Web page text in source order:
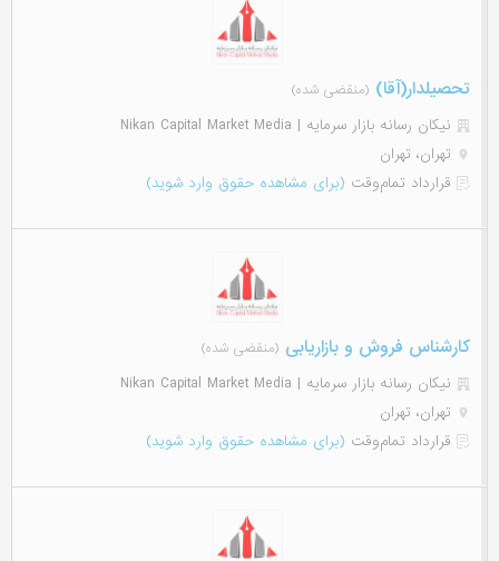
تحصیلدار(آقا) (منقضی شده)
نیکان رسانه بازار سرمایه | Nikan Capital Market Media
تهران، تهران
قرارداد تمام‌وقت (برای مشاهده حقوق وارد شوید)
کارشناس فروش و بازاریابی (منقضی شده)
نیکان رسانه بازار سرمایه | Nikan Capital Market Media
تهران، تهران
قرارداد تمام‌وقت (برای مشاهده حقوق وارد شوید)